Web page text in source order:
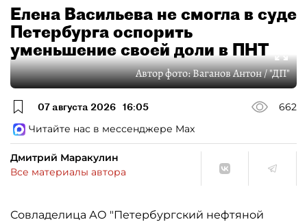
Елена Васильева не смогла в суде
Петербурга оспорить
уменьшение своей доли в ПНТ
Автор фото:Ваганов Антон / "ДП"
07 августа 2026 16:05
662
Читайте нас в мессенджере Max
Дмитрий Маракулин
Все материалы автора
Совладелица АО "Петербургский нефтяной